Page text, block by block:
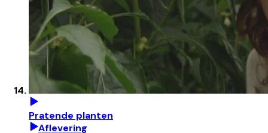
Pratende planten
Aflevering